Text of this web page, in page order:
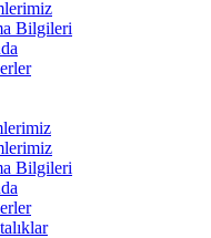
Bilgileri
Bilgileri